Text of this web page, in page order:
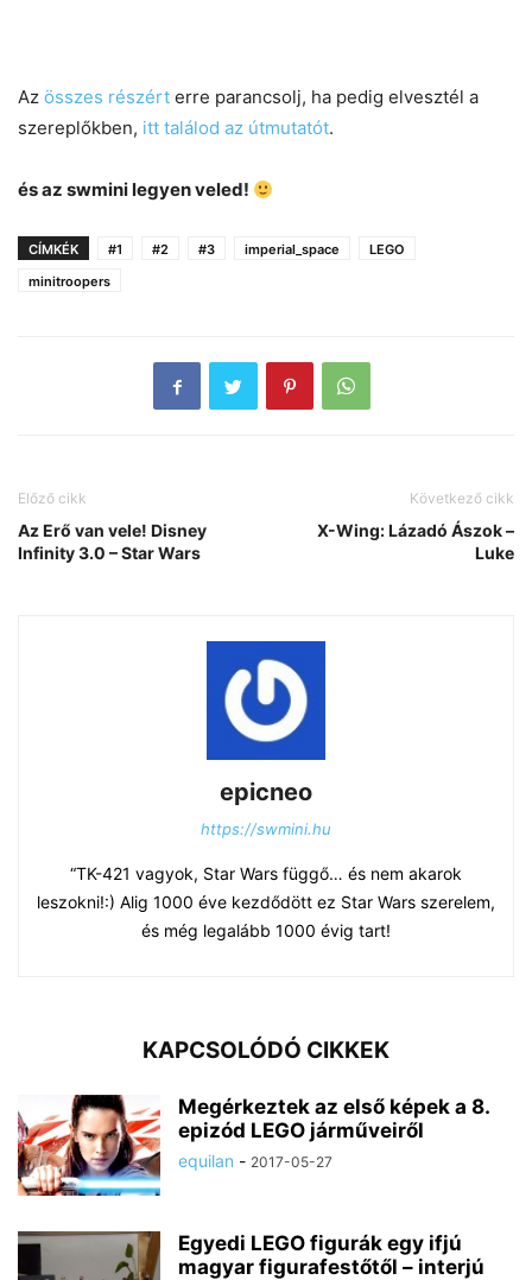
Az összes részért erre parancsolj, ha pedig elvesztél a
szereplőkben, itt találod az útmutatót.
és az swmini legyen veled!
CÍMKÉK #1 #2 #3 imperial_space
LEGO
minitroopers
Előző cikk
Az Erő van vele! Disney
Infinity 3.0 – Star Wars
Következő cikk
X-Wing: Lázadó Ászok –
Luke
epicneo
https://swmini.hu
“TK-421 vagyok, Star Wars függő… és nem akarok
leszokni!:) Alig 1000 éve kezdődött ez Star Wars szerelem,
és még legalább 1000 évig tart!
KAPCSOLÓDÓ CIKKEK
Megérkeztek az első képek a 8.
epizód LEGO járműveiről
equilan - 2017-05-27
Egyedi LEGO figurák egy ifjú
magyar figurafestőtől – interjú